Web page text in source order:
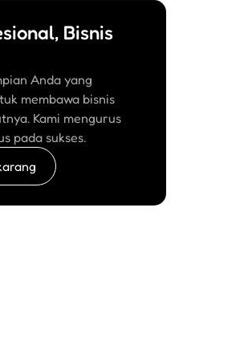
Bisnis
Anda yang
membawa bisnis
Kami mengurus
pada sukses.